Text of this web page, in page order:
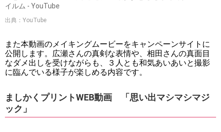
イルム - YouTube
出典：YouTube
また本動画のメイキングムービーをキャンペーンサイトに
公開します。広瀬さんの真剣な表情や、相田さんの真面目
なダメ出しを受けながらも、３人とも和気あいあいと撮影
に臨んでいる様子が楽しめる内容です。
ましかくプリントWEB動画 「思い出マシマシマジ
ック」